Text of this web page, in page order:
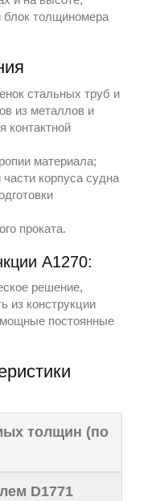
толщиномера
стальных труб и
из металлов и
контактной
материала;
корпуса судна
проката.
А1270:
решение,
из конструкции
постоянные
толщин (по
D1771